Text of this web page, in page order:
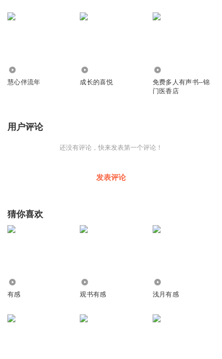
慧心伴流年 成长的喜悦
免费多人有声书--锦
门医香店
用户评论
还没有评论，快来发表第一个评论！
发表评论
猜你喜欢
有感 观书有感 浅月有感